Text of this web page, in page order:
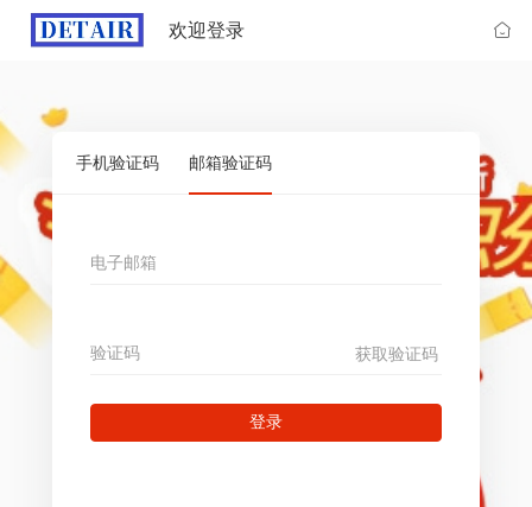
欢迎登录
手机验证码 邮箱验证码
电子邮箱
获取验证码
验证码
登录